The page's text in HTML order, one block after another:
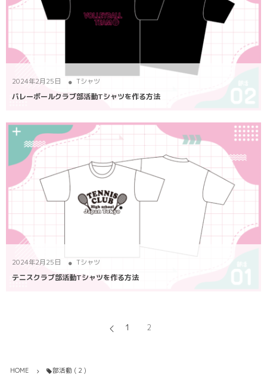
2024年2月25日 Tシャツ
バレーボールクラブ部活動Tシャツを作る方法
2024年2月25日 Tシャツ
テニスクラブ部活動Tシャツを作る方法
1 2
HOME 部活動 ( 2 )